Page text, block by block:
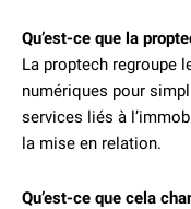
Qu’est-ce que la
La proptech regroupe
numériques pour
services liés à
la mise en relation.
Qu’est-ce que cela